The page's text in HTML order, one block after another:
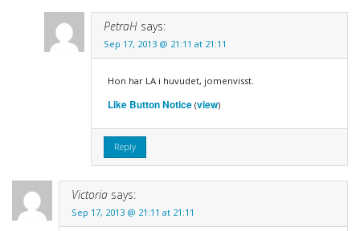
PetraH says:
Sep 17, 2013 @ 21:11 at 21:11
Hon har LA i huvudet, jomenvisst.
Like Button Notice(view)
Reply
Victoria says:
Sep 17, 2013 @ 21:11 at 21:11